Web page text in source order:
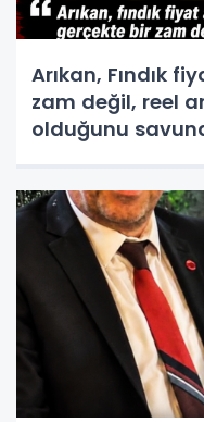
Arıkan, Fındık
zam değil, reel
olduğunu